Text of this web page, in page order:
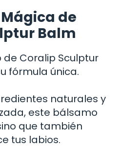
de
Balm
de Coralip Sculptur
fórmula única.
naturales y
este bálsamo
que también
tus labios.